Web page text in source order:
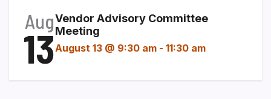
Aug
13
Vendor Advisory Committee
Meeting
August 13 @ 9:30 am - 11:30 am